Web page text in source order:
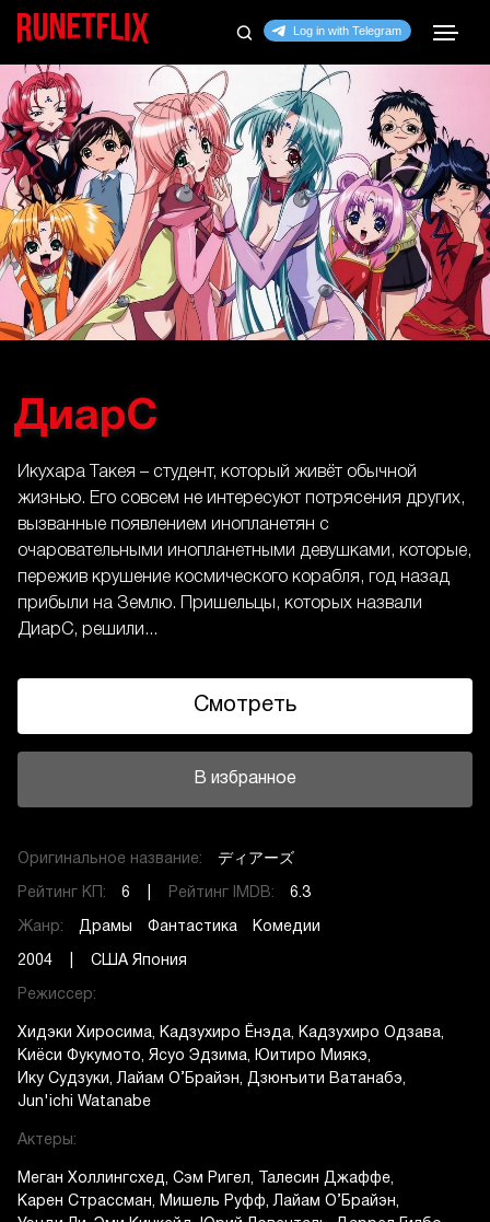
ДиарС
Икухара Такея – студент, который живёт обычной
жизнью. Его совсем не интересуют потрясения других,
вызванные появлением инопланетян с
очаровательными инопланетными девушками, которые,
пережив крушение космического корабля, год назад
прибыли на Землю. Пришельцы, которых назвали
ДиарС, решили...
Смотреть
В избранное
Оригинальное название: ディアーズ
Рейтинг КП: 6 | Рейтинг IMDB: 6.3
Жанр: Драмы Фантастика Комедии
2004 | США Япония
Режиссер:
Хидэки Хиросима Кадзухиро Ёнэда
Кадзухиро Одзава
Киёси Фукумото
Ясуо Эдзима
Юитиро Миякэ
Ику Судзуки
Лайам О’Брайэн
Дзюнъити Ватанабэ
Jun'ichi Watanabe
Актеры:
Меган Холлингсхед Сэм Ригел
Талесин Джаффе
Карен Страссман
Мишель Руфф
Лайам О’Брайэн